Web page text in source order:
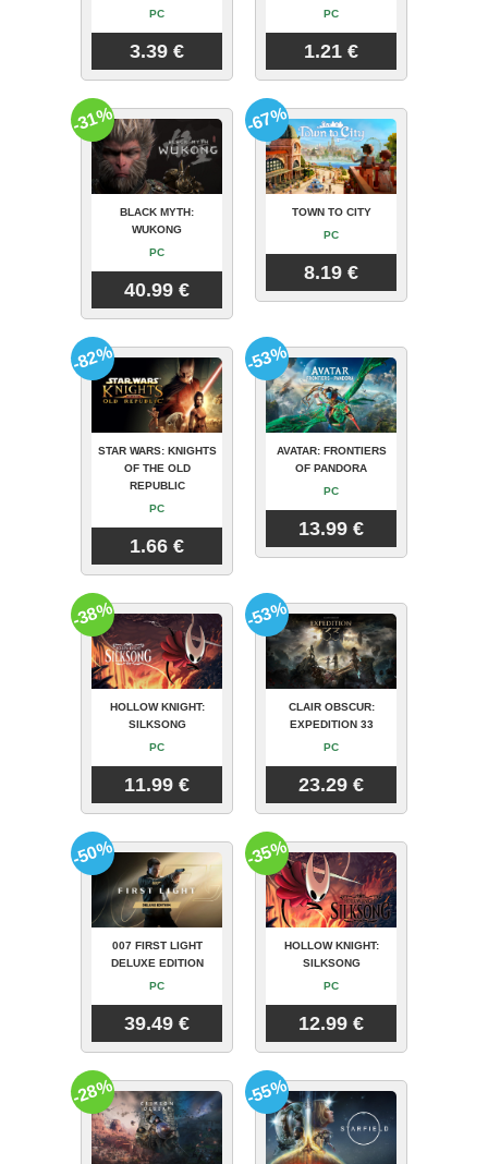
PC
3.39 €
PC
1.21 €
BLACK MYTH:
WUKONG
PC
40.99 €
-31%
TOWN TO CITY
PC
8.19 €
-67%
STAR WARS: KNIGHTS
OF THE OLD
REPUBLIC
PC
1.66 €
-82%
AVATAR: FRONTIERS
OF PANDORA
PC
13.99 €
-53%
HOLLOW KNIGHT:
SILKSONG
PC
11.99 €
-38%
CLAIR OBSCUR:
EXPEDITION 33
PC
23.29 €
-53%
007 FIRST LIGHT
DELUXE EDITION
PC
39.49 €
-50%
HOLLOW KNIGHT:
SILKSONG
PC
12.99 €
-35%
-28% -55%